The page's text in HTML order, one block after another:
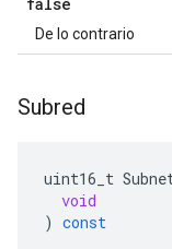
De lo contrario
Subred
uint16_t
void
) const